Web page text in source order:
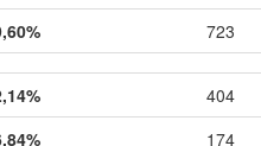
723
404
174